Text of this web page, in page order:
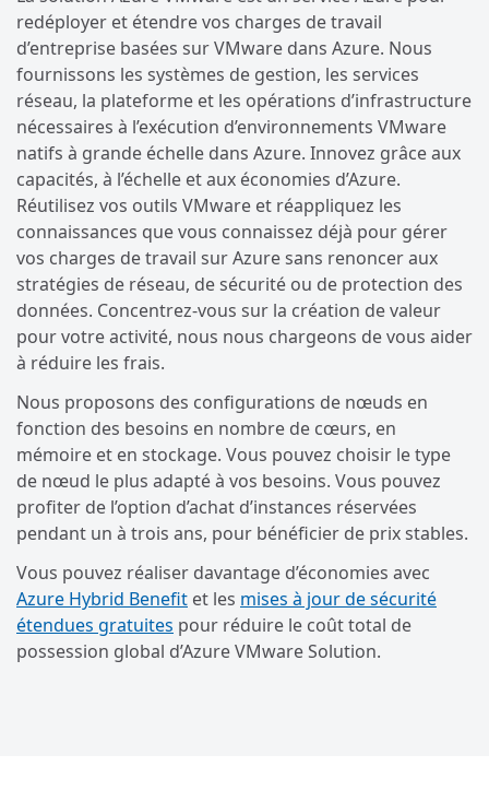
redéployer et étendre vos charges de travail
d’entreprise basées sur VMware dans Azure. Nous
fournissons les systèmes de gestion, les services
réseau, la plateforme et les opérations d’infrastructure
nécessaires à l’exécution d’environnements VMware
natifs à grande échelle dans Azure. Innovez grâce aux
capacités, à l’échelle et aux économies d’Azure.
Réutilisez vos outils VMware et réappliquez les
connaissances que vous connaissez déjà pour gérer
vos charges de travail sur Azure sans renoncer aux
stratégies de réseau, de sécurité ou de protection des
données. Concentrez-vous sur la création de valeur
pour votre activité, nous nous chargeons de vous aider
à réduire les frais.
Nous proposons des configurations de nœuds en
fonction des besoins en nombre de cœurs, en
mémoire et en stockage. Vous pouvez choisir le type
de nœud le plus adapté à vos besoins. Vous pouvez
profiter de l’option d’achat d’instances réservées
pendant un à trois ans, pour bénéficier de prix stables.
Vous pouvez réaliser davantage d’économies avec
Azure Hybrid Benefit et les mises à jour de sécurité
étendues gratuites pour réduire le coût total de
possession global d’Azure VMware Solution.